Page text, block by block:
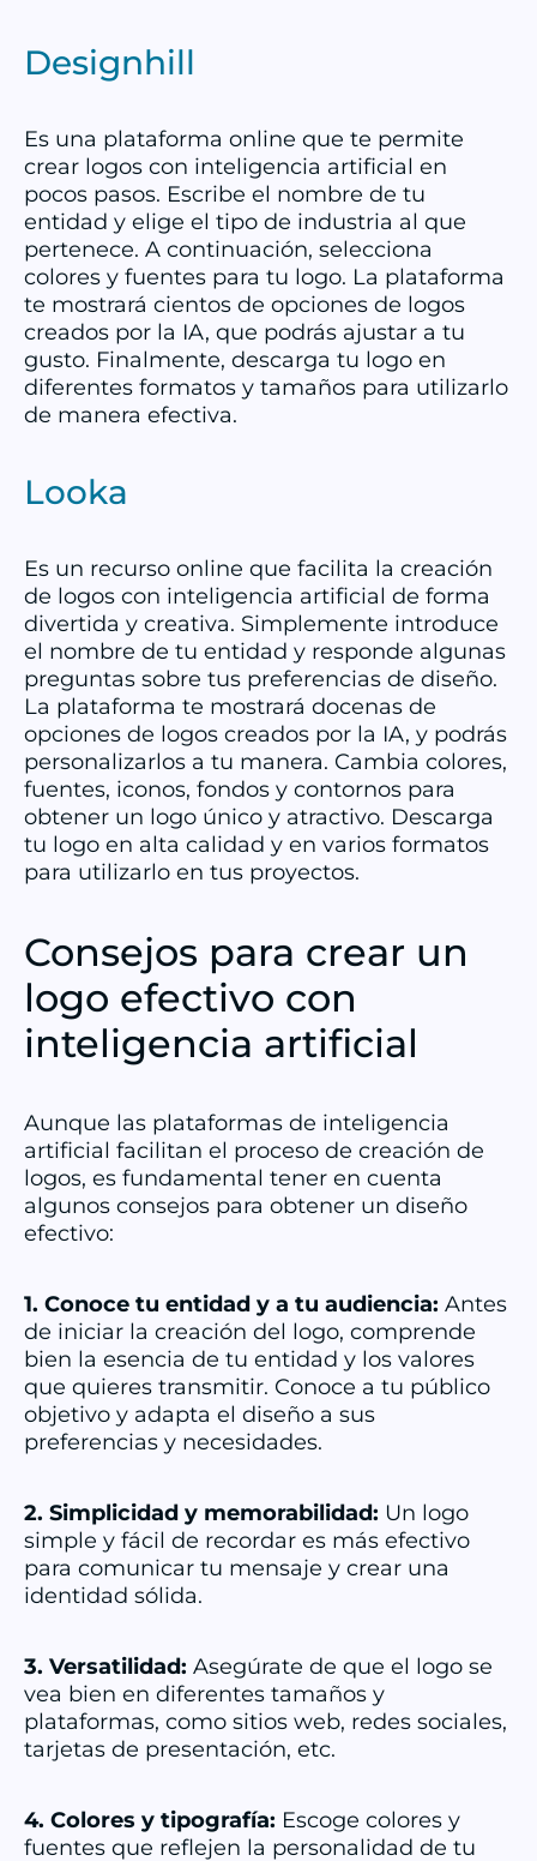
Designhill
Es una plataforma online que te permite
crear logos con inteligencia artificial en
pocos pasos. Escribe el nombre de tu
entidad y elige el tipo de industria al que
pertenece. A continuación, selecciona
colores y fuentes para tu logo. La plataforma
te mostrará cientos de opciones de logos
creados por la IA, que podrás ajustar a tu
gusto. Finalmente, descarga tu logo en
diferentes formatos y tamaños para utilizarlo
de manera efectiva.
Looka
Es un recurso online que facilita la creación
de logos con inteligencia artificial de forma
divertida y creativa. Simplemente introduce
el nombre de tu entidad y responde algunas
preguntas sobre tus preferencias de diseño.
La plataforma te mostrará docenas de
opciones de logos creados por la IA, y podrás
personalizarlos a tu manera. Cambia colores,
fuentes, iconos, fondos y contornos para
obtener un logo único y atractivo. Descarga
tu logo en alta calidad y en varios formatos
para utilizarlo en tus proyectos.
Consejos para crear un
logo efectivo con
inteligencia artificial
Aunque las plataformas de inteligencia
artificial facilitan el proceso de creación de
logos, es fundamental tener en cuenta
algunos consejos para obtener un diseño
efectivo:
1. Conoce tu entidad y a tu audiencia: Antes
de iniciar la creación del logo, comprende
bien la esencia de tu entidad y los valores
que quieres transmitir. Conoce a tu público
objetivo y adapta el diseño a sus
preferencias y necesidades.
2. Simplicidad y memorabilidad: Un logo
simple y fácil de recordar es más efectivo
para comunicar tu mensaje y crear una
identidad sólida.
3. Versatilidad: Asegúrate de que el logo se
vea bien en diferentes tamaños y
plataformas, como sitios web, redes sociales,
tarjetas de presentación, etc.
4. Colores y tipografía: Escoge colores y
fuentes que reflejen la personalidad de tu